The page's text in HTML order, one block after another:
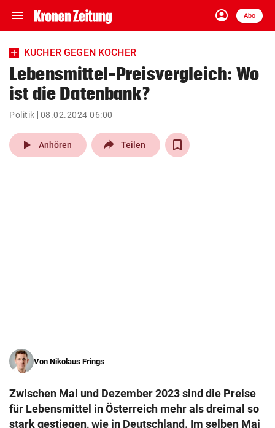
menu Navigation
ein-/ausklappen
account_circle
Anmelden
Abo
close Schließen
account_circle Anmelden
pin_drop
Wien arrow_right
KUCHER GEGEN KOCHER
Lebensmittel-Preisvergleich: Wo
ist die Datenbank?
Politik 08.02.2024 06:00
play_arrow Anhören Teilen
Von Nikolaus Frings
Zwischen Mai und Dezember 2023 sind die Preise
für Lebensmittel in Österreich mehr als dreimal so
stark gestiegen, wie in Deutschland. Im selben Mai